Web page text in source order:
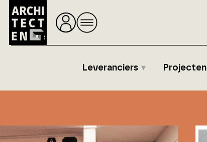
Leveranciers Projecten